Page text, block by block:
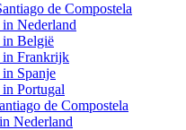
de Compostela
Nederland
in België
in Frankrijk
Spanje
Portugal
de Compostela
Nederland